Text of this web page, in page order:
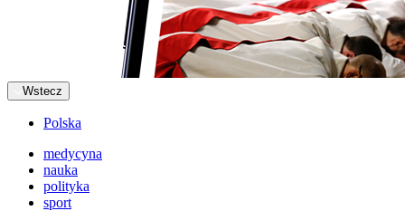
Wstecz
Polska
medycyna
nauka
polityka
sport